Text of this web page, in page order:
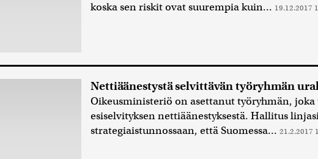
koska sen riskit ovat suurempia kuin... 19.12.2017
Nettiäänestystä selvittävän työryhmän
Oikeusministeriö on asettanut työryhmän, joka
esiselvityksen nettiäänestyksestä. Hallitus
strategiaistunnossaan, että Suomessa... 21.2.2017